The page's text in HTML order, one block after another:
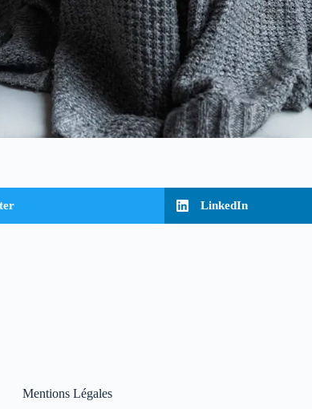
LinkedIn
Mentions Légales